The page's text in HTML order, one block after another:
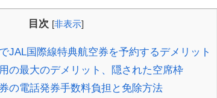
目次 [非表示]
JAL国際線特典航空券を予約するデメリット
の最大のデメリット、隠された空席枠
の電話発券手数料負担と免除方法